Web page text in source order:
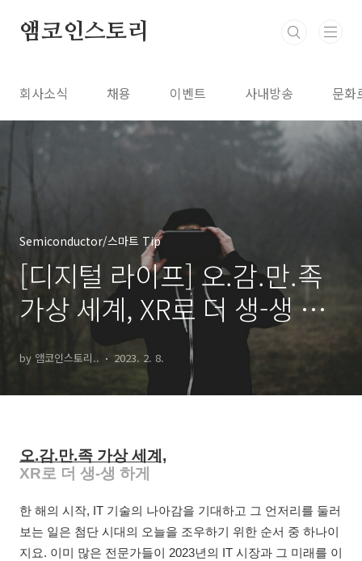
앰코인스토리
회사소식 채용 이벤트 사내방송 문화
Semiconductor/스마트 Tip
[디지털 라이프] 오.감.만.족
가상 세계, XR로 더 생-생 하
by 앰코인스토리.. 2023. 2. 8.
오.감.만.족 가상 세계,
XR로 더 생-생 하게
한 해의 시작, IT 기술의 나아감을 기대하고 그 언저리를 둘러
보는 일은 첨단 시대의 오늘을 조우하기 위한 순서 중 하나이
지요. 이미 많은 전문가들이 2023년의 IT 시장과 그 미래를 이